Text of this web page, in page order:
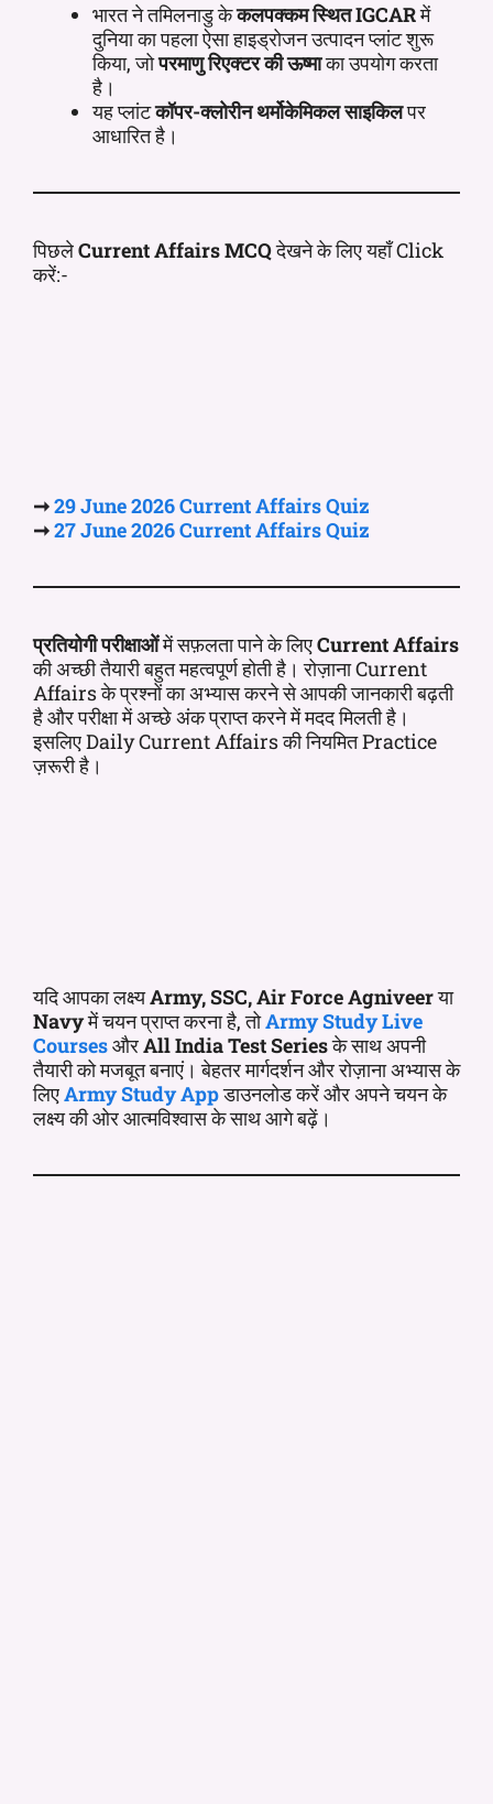
भारत ने तमिलनाडु केकलपक्कम स्थित IGCARमें
दुनिया का पहला ऐसा हाइड्रोजन उत्पादन प्लांट शुरू
किया, जोपरमाणु रिएक्टर की ऊष्माका उपयोग करता
है।
यह प्लांटकॉपर-क्लोरीन थर्मोकेमिकल साइकिलपर
आधारित है।
पिछलेCurrent Affairs MCQदेखने के लिए यहाँ Click
करें:-
➞29 June2026 CurrentAffairsQuiz
➞27 June2026 CurrentAffairsQuiz
प्रतियोगी परीक्षाओंमें सफ़लता पाने के लिएCurrent Affairs
की अच्छी तैयारी बहुत महत्वपूर्ण होती है। रोज़ाना Current
Affairs के प्रश्नों का अभ्यास करने से आपकी जानकारी बढ़ती
है और परीक्षा में अच्छे अंक प्राप्त करने में मदद मिलती है।
इसलिए Daily Current Affairs की नियमित Practice
ज़रूरी है।
यदि आपका लक्ष्यArmy, SSC, Air Force Agniveerया
Navyमें चयन प्राप्त करना है, तोArmy Study Live
CoursesऔरAll India Test Seriesके साथ अपनी
तैयारी को मजबूत बनाएं। बेहतर मार्गदर्शन और रोज़ाना अभ्यास के
लिएArmy Study Appडाउनलोड करें और अपने चयन के
लक्ष्य की ओर आत्मविश्वास के साथ आगे बढ़ें।